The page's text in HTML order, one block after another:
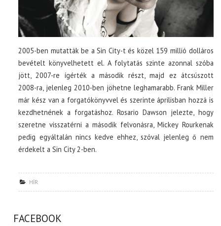
2005-ben mutatták be a Sin City-t és közel 159 millió dolláros
bevételt könyvelhetett el. A folytatás szinte azonnal szóba
jött, 2007-re ígérték a második részt, majd ez átcsúszott
2008-ra, jelenleg 2010-ben jöhetne leghamarabb. Frank Miller
már kész van a forgatókönyvvel és szerinte áprilisban hozzá is
kezdhetnének a forgatáshoz. Rosario Dawson jelezte, hogy
szeretne visszatérni a második felvonásra, Mickey Rourkenak
pedig egyáltalán nincs kedve ehhez, szóval jelenleg ő nem
érdekelt a Sin City 2-ben.
HÍR
FACEBOOK